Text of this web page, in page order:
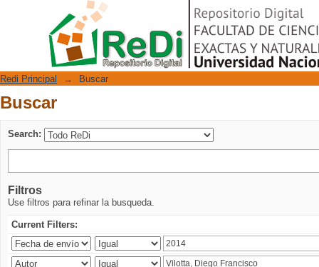
Repositorio Digital
Redi Principal → Buscar
Buscar
Search:
Filtros
Use filtros para refinar la busqueda.
Current Filters: